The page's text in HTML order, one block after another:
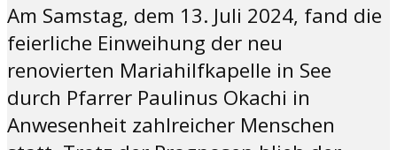
Am Samstag, dem 13. Juli 2024, fand die
feierliche Einweihung der neu
renovierten Mariahilfkapelle in See
durch Pfarrer Paulinus Okachi in
Anwesenheit zahlreicher Menschen